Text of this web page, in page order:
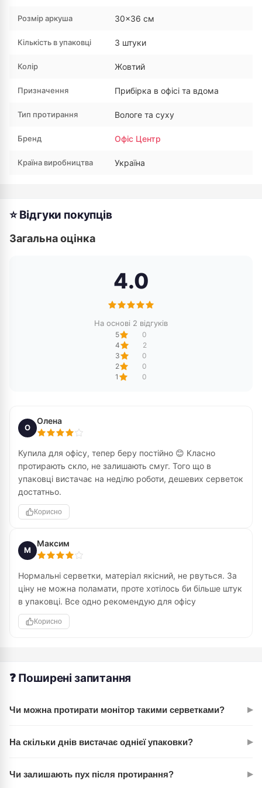
Розмір аркуша 30×36 см
Кількість в упаковці 3 штуки
Колір Жовтий
Призначення Прибірка в офісі та вдома
Тип протирання Вологе та суху
Бренд Офіс Центр
Країна виробництва Україна
⭐ Відгуки покупців
Загальна оцінка
4.0
На основі 2 відгуків
5
0
4
2
3
0
2
0
1
0
О
Олена
Купила для офісу, тепер беру постійно 😊 Класно
протирають скло, не залишають смуг. Того що в
упаковці вистачає на неділю роботи, дешевих серветок
достатньо.
Корисно
М
Максим
Нормальні серветки, матеріал якісний, не рвуться. За
ціну не можна поламати, проте хотілось би більше штук
в упаковці. Все одно рекомендую для офісу
Корисно
❓ Поширені запитання
Чи можна протирати монітор такими серветками? ▸
використовувати їх у вологому вигляді, але не мокрі. Одна
На скільки днів вистачає однієї упаковки? ▸
на тиждень легко. Три серветки дають добру гнучкість у
Чи залишають пух після протирання? ▸